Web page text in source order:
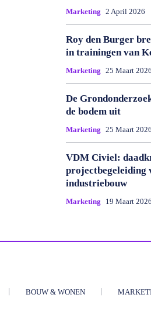
Marketing 2 April 2026
Roy den Burger
in trainingen van
Marketing 25 Maart 2026
De
de bodem uit
Marketing 25 Maart 2026
VDM Civiel:
projectbegeleiding
industriebouw
Marketing 19 Maart 2026
BOUW & WONEN